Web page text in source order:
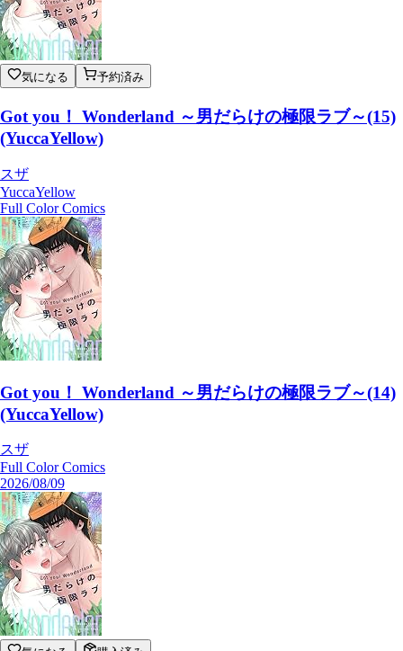
気になる 予約済み
Got you！ Wonderland ～男だらけの極限ラブ～(15)
(YuccaYellow)
スザ
YuccaYellow
Full Color Comics
Got you！ Wonderland ～男だらけの極限ラブ～(14)
(YuccaYellow)
スザ
Full Color Comics
2026/08/09